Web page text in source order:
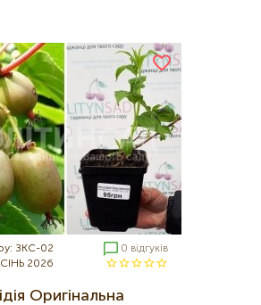
ЗКС-02
0 відгуків
2026
Оригінальна